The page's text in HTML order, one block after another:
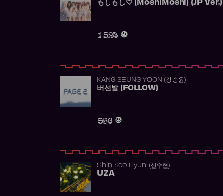
もしもし♡ (MoshiMoshi) (JP Ver.)
1 524
KANG SEUNG YOON (강승윤)
버선발 (FOLLOW)
956
Shin Soo Hyun (신수현)
UZA